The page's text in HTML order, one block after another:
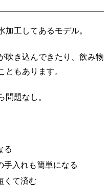
工してあるモデル。
吹き込んできたり、飲み物
ともあります。
問題なし。
る
手入れも簡単になる
くて済む